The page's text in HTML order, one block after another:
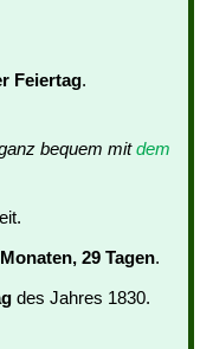
Feiertag.
bequem mitdem
29 Tagen.
des Jahres 1830.